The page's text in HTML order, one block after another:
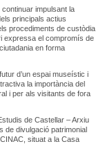
continuar impulsant la
principals actius
procediments de custòdia
expressa el compromís de
en forma
d’un espai museístic i
la importància del
i per als visitants de fora
de Castellar – Arxiu
de divulgació patrimonial
situat a la Casa